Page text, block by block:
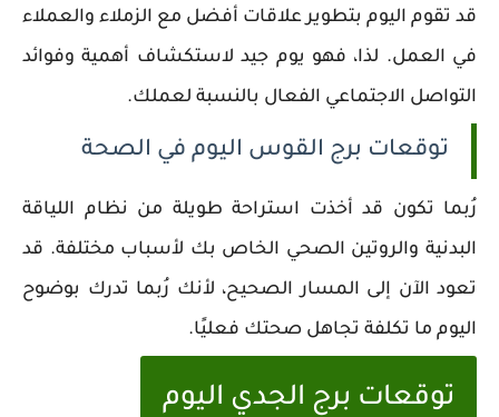
قد تقوم اليوم بتطوير علاقات أفضل مع الزملاء والعملاء
في العمل. لذا، فهو يوم جيد لاستكشاف أهمية وفوائد
التواصل الاجتماعي الفعال بالنسبة لعملك.
توقعات برج القوس اليوم في الصحة
رُبما تكون قد أخذت استراحة طويلة من نظام اللياقة
البدنية والروتين الصحي الخاص بك لأسباب مختلفة. قد
تعود الآن إلى المسار الصحيح، لأنك رُبما تدرك بوضوح
اليوم ما تكلفة تجاهل صحتك فعليًا.
توقعات برج الجدي اليوم